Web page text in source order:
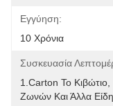
Εγγύηση:
10 Χρόνια
Συσκευασία
1.Carton Το
Ζωνών Και Άλλα